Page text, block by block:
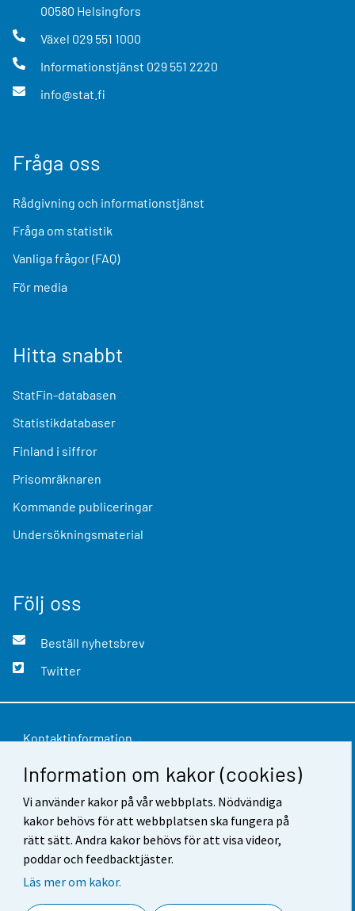
Information om kakor (cookies)
Vi använder kakor på vår webbplats. Nödvändiga
kakor behövs för att webbplatsen ska fungera på
rätt sätt. Andra kakor behövs för att visa videor,
poddar och feedbacktjäster.
Läs mer om kakor.
00580 Helsingfors
Växel 029 551 1000
Informationstjänst 029 551 2220
info@stat.fi
Fråga oss
Rådgivning och informationstjänst
Fråga om statistik
Vanliga frågor (FAQ)
För media
Hitta snabbt
StatFin-databasen
Statistikdatabaser
Finland i siffror
Prisomräknaren
Kommande publiceringar
Undersökningsmaterial
Följ oss
Beställ nyhetsbrev
Twitter
Kontaktinformation
Respons
Användarvillkor
Dataskydd
Tillgänglighet